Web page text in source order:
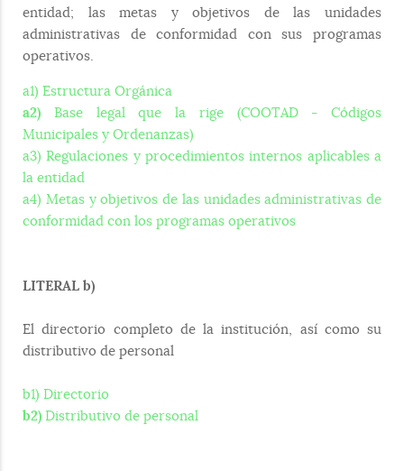
entidad; las metas y objetivos de las unidades
administrativas de conformidad con sus programas
operativos.
a1) Estructura Orgánica
a2) Base legal que la rige (COOTAD - Códigos
Municipales y Ordenanzas)
a3) Regulaciones y procedimientos internos aplicables a
la entidad
a4) Metas y objetivos de las unidades administrativas de
conformidad con los programas operativos
LITERAL b)
El directorio completo de la institución, así como su
distributivo de personal
b1) Directorio
b2) Distributivo de personal